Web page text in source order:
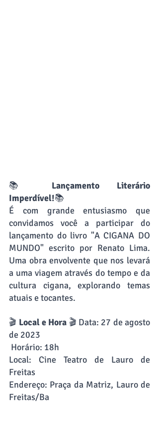
📚 Lançamento Literário
Imperdível!📚
É com grande entusiasmo que
convidamos você a participar do
lançamento do livro "A CIGANA DO
MUNDO" escrito por Renato Lima.
Uma obra envolvente que nos levará
a uma viagem através do tempo e da
cultura cigana, explorando temas
atuais e tocantes.
🎬 Local e Hora 🎬 Data: 27 de agosto
de 2023
Horário: 18h
Local: Cine Teatro de Lauro de
Freitas
Endereço: Praça da Matriz, Lauro de
Freitas/Ba